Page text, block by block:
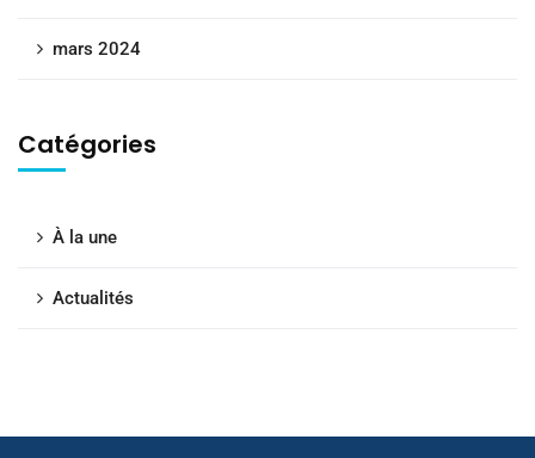
mars 2024
Catégories
À la une
Actualités